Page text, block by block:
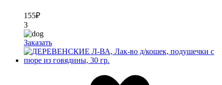
155₽
3
Заказать